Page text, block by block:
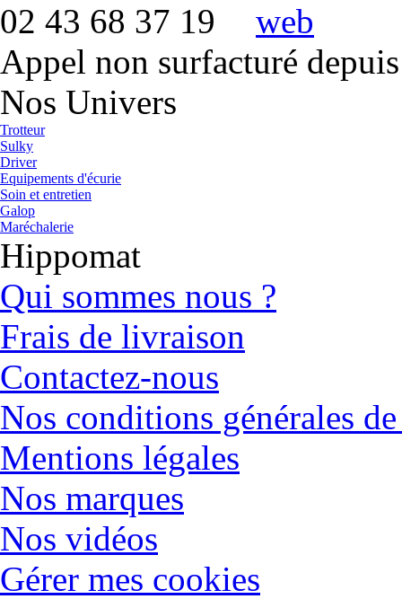
02 43 68 37 19
Appel non surfacturé
Nos Univers
Trotteur
Sulky
Driver
Equipements d'écurie
Soin et entretien
Galop
Maréchalerie
Hippomat
Qui sommes nous ?
Frais de livraison
Contactez-nous
Nos conditions générales
Mentions légales
Nos marques
Nos vidéos
Gérer mes cookies